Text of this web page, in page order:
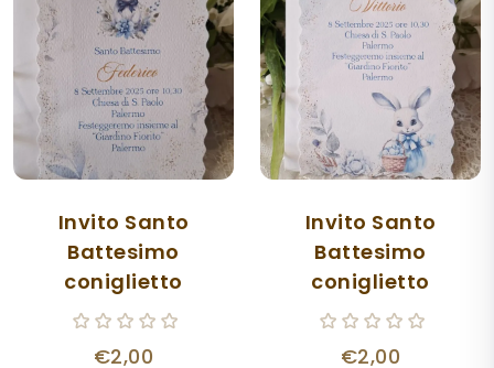
Invito Santo
Battesimo
coniglietto
€2,00
Invito Santo
Battesimo
coniglietto
€2,00